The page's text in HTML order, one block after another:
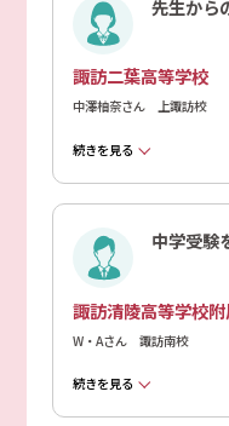
先生から
諏訪二葉高等学校
中澤柚奈さん 上諏訪校
続きを見る
中学受験
諏訪清陵高等学校
W・Aさん 諏訪南校
続きを見る